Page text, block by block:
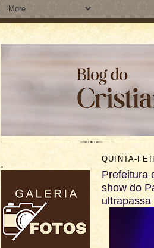
. QUINTA-
Prefeitura
show do